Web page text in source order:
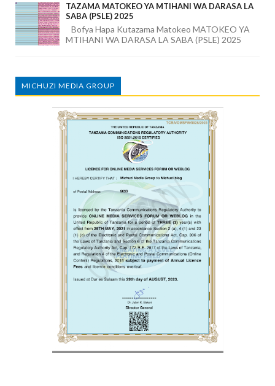
TAZAMA MATOKEO YA MTIHANI WA DARASA LA
SABA (PSLE) 2025
Bofya Hapa Kutazama Matokeo MATOKEO YA
MTIHANI WA DARASA LA SABA (PSLE) 2025
MICHUZI MEDIA GROUP